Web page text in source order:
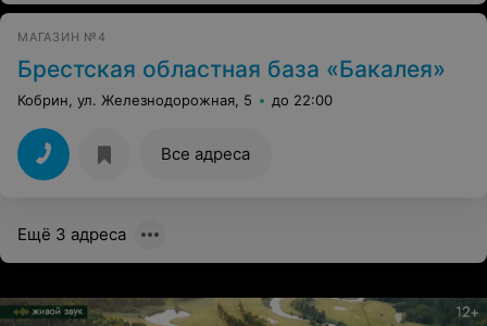
МАГАЗИН №4
Брестская областная база «Бакалея»
Кобрин, ул. Железнодорожная, 5 до 22:00
Все адреса
Ещё 3 адреса